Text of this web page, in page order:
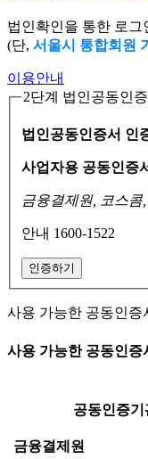
법인확인을 통한 로그
(단, 서울시 통합회원
이용안내
2단계 법인공동인
법인공동인증서 인
사업자용 공동인증
금융결제원, 코스콤
안내 1600-1522
인증하기
사용 가능한 공동인증
사용 가능한 공동인증
공동인증기
금융결제원